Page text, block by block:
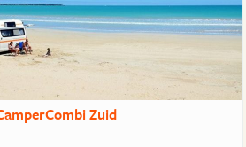
Zuid